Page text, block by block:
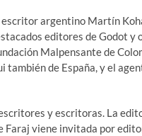
argentino Martín
editores de Godot y
Malpensante de
de España, y el
y escritoras. La
viene invitada por